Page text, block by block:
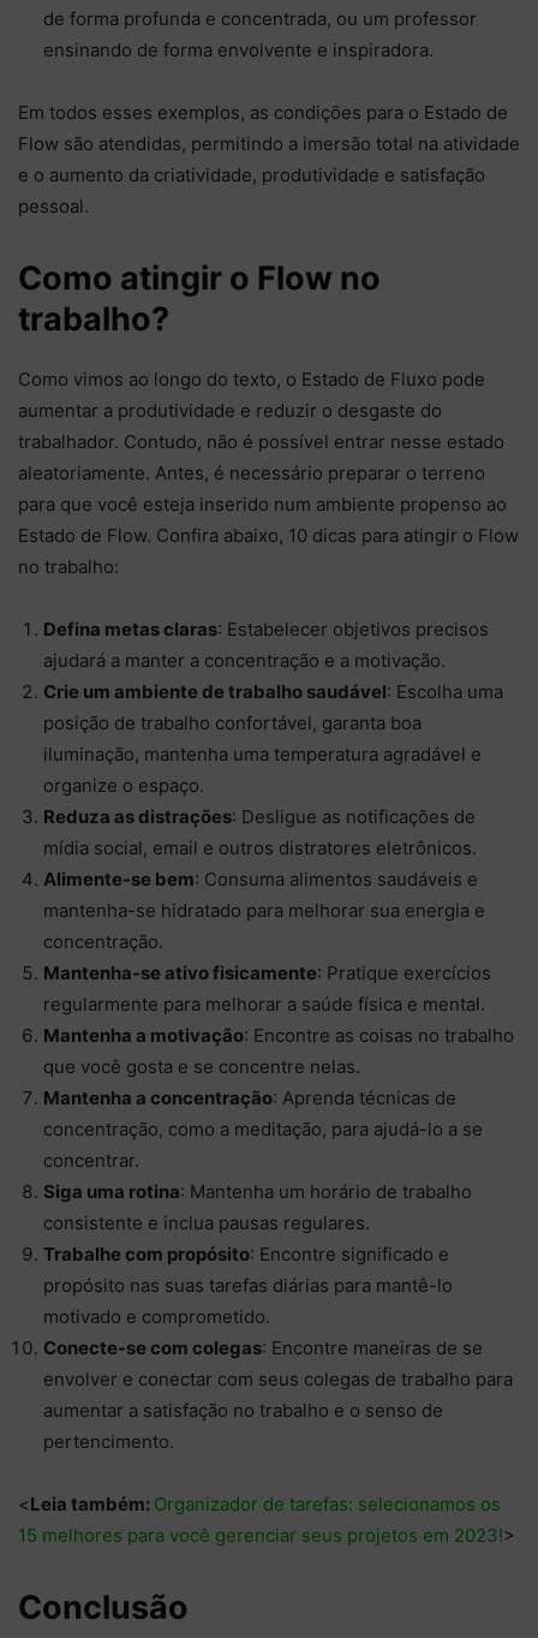
de forma profunda e concentrada, ou um professor
ensinando de forma envolvente e inspiradora.
Em todos esses exemplos, as condições para o Estado de
Flow são atendidas, permitindo a imersão total na atividade
e o aumento da criatividade, produtividade e satisfação
pessoal.
Como atingir o Flow no
trabalho?
Como vimos ao longo do texto, o Estado de Fluxo pode
aumentar a produtividade e reduzir o desgaste do
trabalhador. Contudo, não é possível entrar nesse estado
aleatoriamente. Antes, é necessário preparar o terreno
para que você esteja inserido num ambiente propenso ao
Estado de Flow. Confira abaixo, 10 dicas para atingir o Flow
no trabalho:
Defina metas claras: Estabelecer objetivos precisos
ajudará a manter a concentração e a motivação.
Crie um ambiente de trabalho saudável: Escolha uma
posição de trabalho confortável, garanta boa
iluminação, mantenha uma temperatura agradável e
organize o espaço.
Reduza as distrações: Desligue as notificações de
mídia social, email e outros distratores eletrônicos.
Alimente-se bem: Consuma alimentos saudáveis e
mantenha-se hidratado para melhorar sua energia e
concentração.
Mantenha-se ativo fisicamente: Pratique exercícios
regularmente para melhorar a saúde física e mental.
Mantenha a motivação: Encontre as coisas no trabalho
que você gosta e se concentre nelas.
Mantenha a concentração: Aprenda técnicas de
concentração, como a meditação, para ajudá-lo a se
concentrar.
Siga uma rotina: Mantenha um horário de trabalho
consistente e inclua pausas regulares.
Trabalhe com propósito: Encontre significado e
propósito nas suas tarefas diárias para mantê-lo
motivado e comprometido.
Conecte-se com colegas: Encontre maneiras de se
envolver e conectar com seus colegas de trabalho para
aumentar a satisfação no trabalho e o senso de
pertencimento.
<Leia também: Organizador de tarefas: selecionamos os
15 melhores para você gerenciar seus projetos em 2023!>
Conclusão